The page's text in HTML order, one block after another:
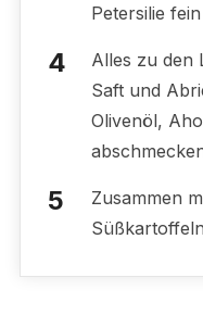
Petersilie
Alles zu den
Saft und
Olivenöl,
Zusammen